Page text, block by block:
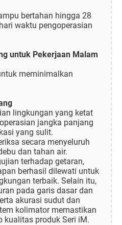
bertahan hingga 28
waktu pengoperasian
untuk Pekerjaan Malam
meminimalkan
lingkungan yang ketat
jangka panjang
yang sulit.
secara menyeluruh
dan tahan air.
terhadap getaran,
berhasil dilewati untuk
terbaik. Selain itu,
pada garis dasar dan
akurasi sudut dan
kolimator memastikan
kualitas produk Seri iM.